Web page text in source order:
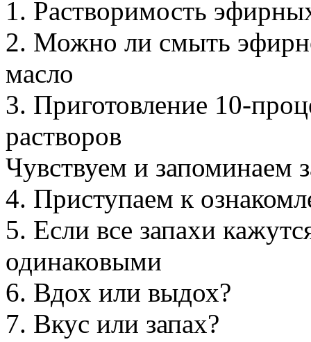
1. Растворимость
2. Можно ли смыть
масло
3. Приготовление 10-
растворов
Чувствуем и запоминаем
4. Приступаем к
5. Если все запахи
одинаковыми
6. Вдох или выдох?
7. Вкус или запах?